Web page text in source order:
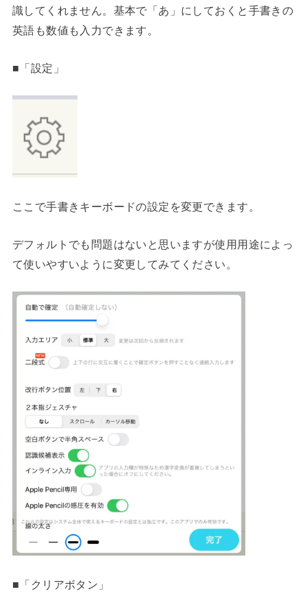
識してくれません。基本で「あ」にしておくと手書きの
英語も数値も入力できます。
■「設定」
ここで手書きキーボードの設定を変更できます。
デフォルトでも問題はないと思いますが使用用途によっ
て使いやすいように変更してみてください。
■「クリアボタン」